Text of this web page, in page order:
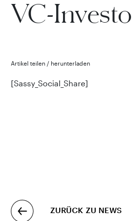
VC-
Artikel teilen / herunterladen
[Sassy_Social_Share]
ZURÜCK ZU NEWS